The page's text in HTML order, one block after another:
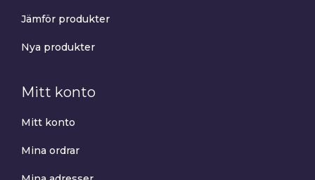
Jämför produkter
Nya produkter
Mitt konto
Mitt konto
Mina ordrar